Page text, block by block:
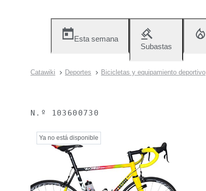
Esta semana
Subastas
Catawiki Deportes Bicicletas y equipamiento deportivo
N.º 103600730
Ya no está disponible